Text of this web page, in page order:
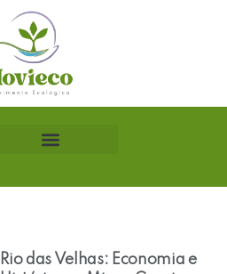
Rio das Velhas: Economia e